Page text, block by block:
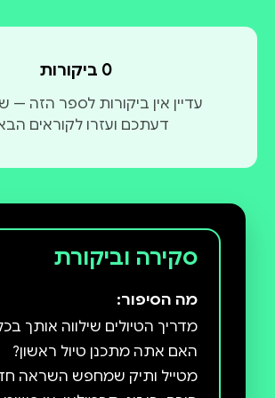
0 ביקורות
עדיין אין ביקורות לספר הזה
דעתכם ועזרו לקוראים
סקירה וביקורת
מה הסיפור: